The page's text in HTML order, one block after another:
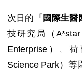
次日的 「國際生醫
技研究局（
Enterprise）、
Science Park）等